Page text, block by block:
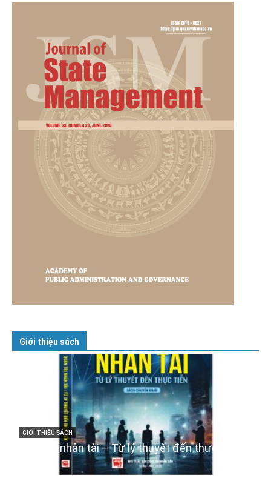
Giới thiệu sách
GIỚI THIỆU SÁCH
Cuốn sách “Tuyệt đối trung thành với Tổ quốc,
với Đảng, Nhà nước và Nhân dân – Sáng ngời
tư cách người Công an cách mạng”